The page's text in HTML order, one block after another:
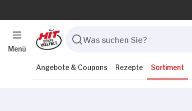
Menü
Angebote & Coupons Rezepte Sortiment